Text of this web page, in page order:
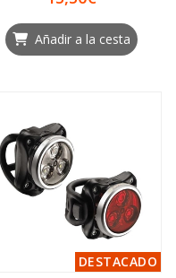
Añadir a la cesta
DESTACADO